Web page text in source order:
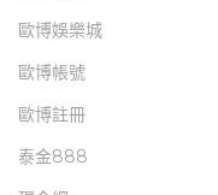
歐博娛樂城
歐博帳號
歐博註冊
泰金888